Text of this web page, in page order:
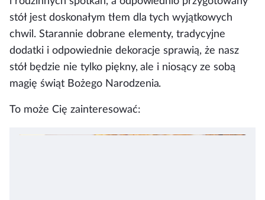
stół jest doskonałym tłem dla tych wyjątkowych
chwil. Starannie dobrane elementy, tradycyjne
dodatki i odpowiednie dekoracje sprawią, że nasz
stół będzie nie tylko piękny, ale i niosący ze sobą
magię świąt Bożego Narodzenia.
To może Cię zainteresować: